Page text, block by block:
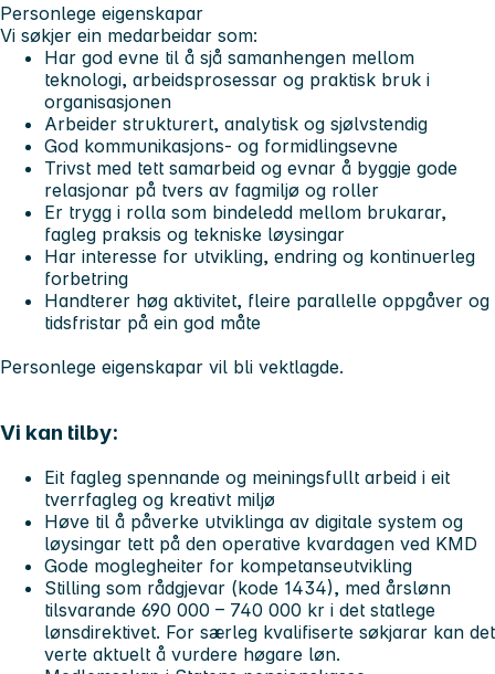
Personlege eigenskapar
Vi søkjer ein medarbeidar som:
Har god evne til å sjå samanhengen mellom
teknologi, arbeidsprosessar og praktisk bruk i
organisasjonen
Arbeider strukturert, analytisk og sjølvstendig
God kommunikasjons- og formidlingsevne
Trivst med tett samarbeid og evnar å byggje gode
relasjonar på tvers av fagmiljø og roller
Er trygg i rolla som bindeledd mellom brukarar,
fagleg praksis og tekniske løysingar
Har interesse for utvikling, endring og kontinuerleg
forbetring
Handterer høg aktivitet, fleire parallelle oppgåver og
tidsfristar på ein god måte
Personlege eigenskapar vil bli vektlagde.
Vi kan tilby:
Eit fagleg spennande og meiningsfullt arbeid i eit
tverrfagleg og kreativt miljø
Høve til å påverke utviklinga av digitale system og
løysingar tett på den operative kvardagen ved KMD
Gode moglegheiter for kompetanseutvikling
Stilling som rådgjevar (kode 1434), med årslønn
tilsvarande 690 000 – 740 000 kr i det statlege
lønsdirektivet. For særleg kvalifiserte søkjarar kan det
verte aktuelt å vurdere høgare løn.